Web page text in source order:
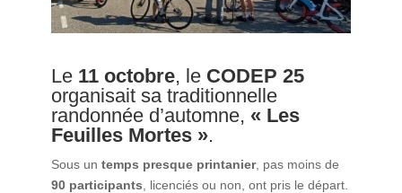
Le 11 octobre, le CODEP 25
organisait sa traditionnelle
randonnée d’automne, « Les
Feuilles Mortes ».
Sous un temps presque printanier, pas moins de
90 participants , licenciés ou non, ont pris le départ.